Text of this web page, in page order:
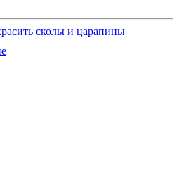
сколы и царапины